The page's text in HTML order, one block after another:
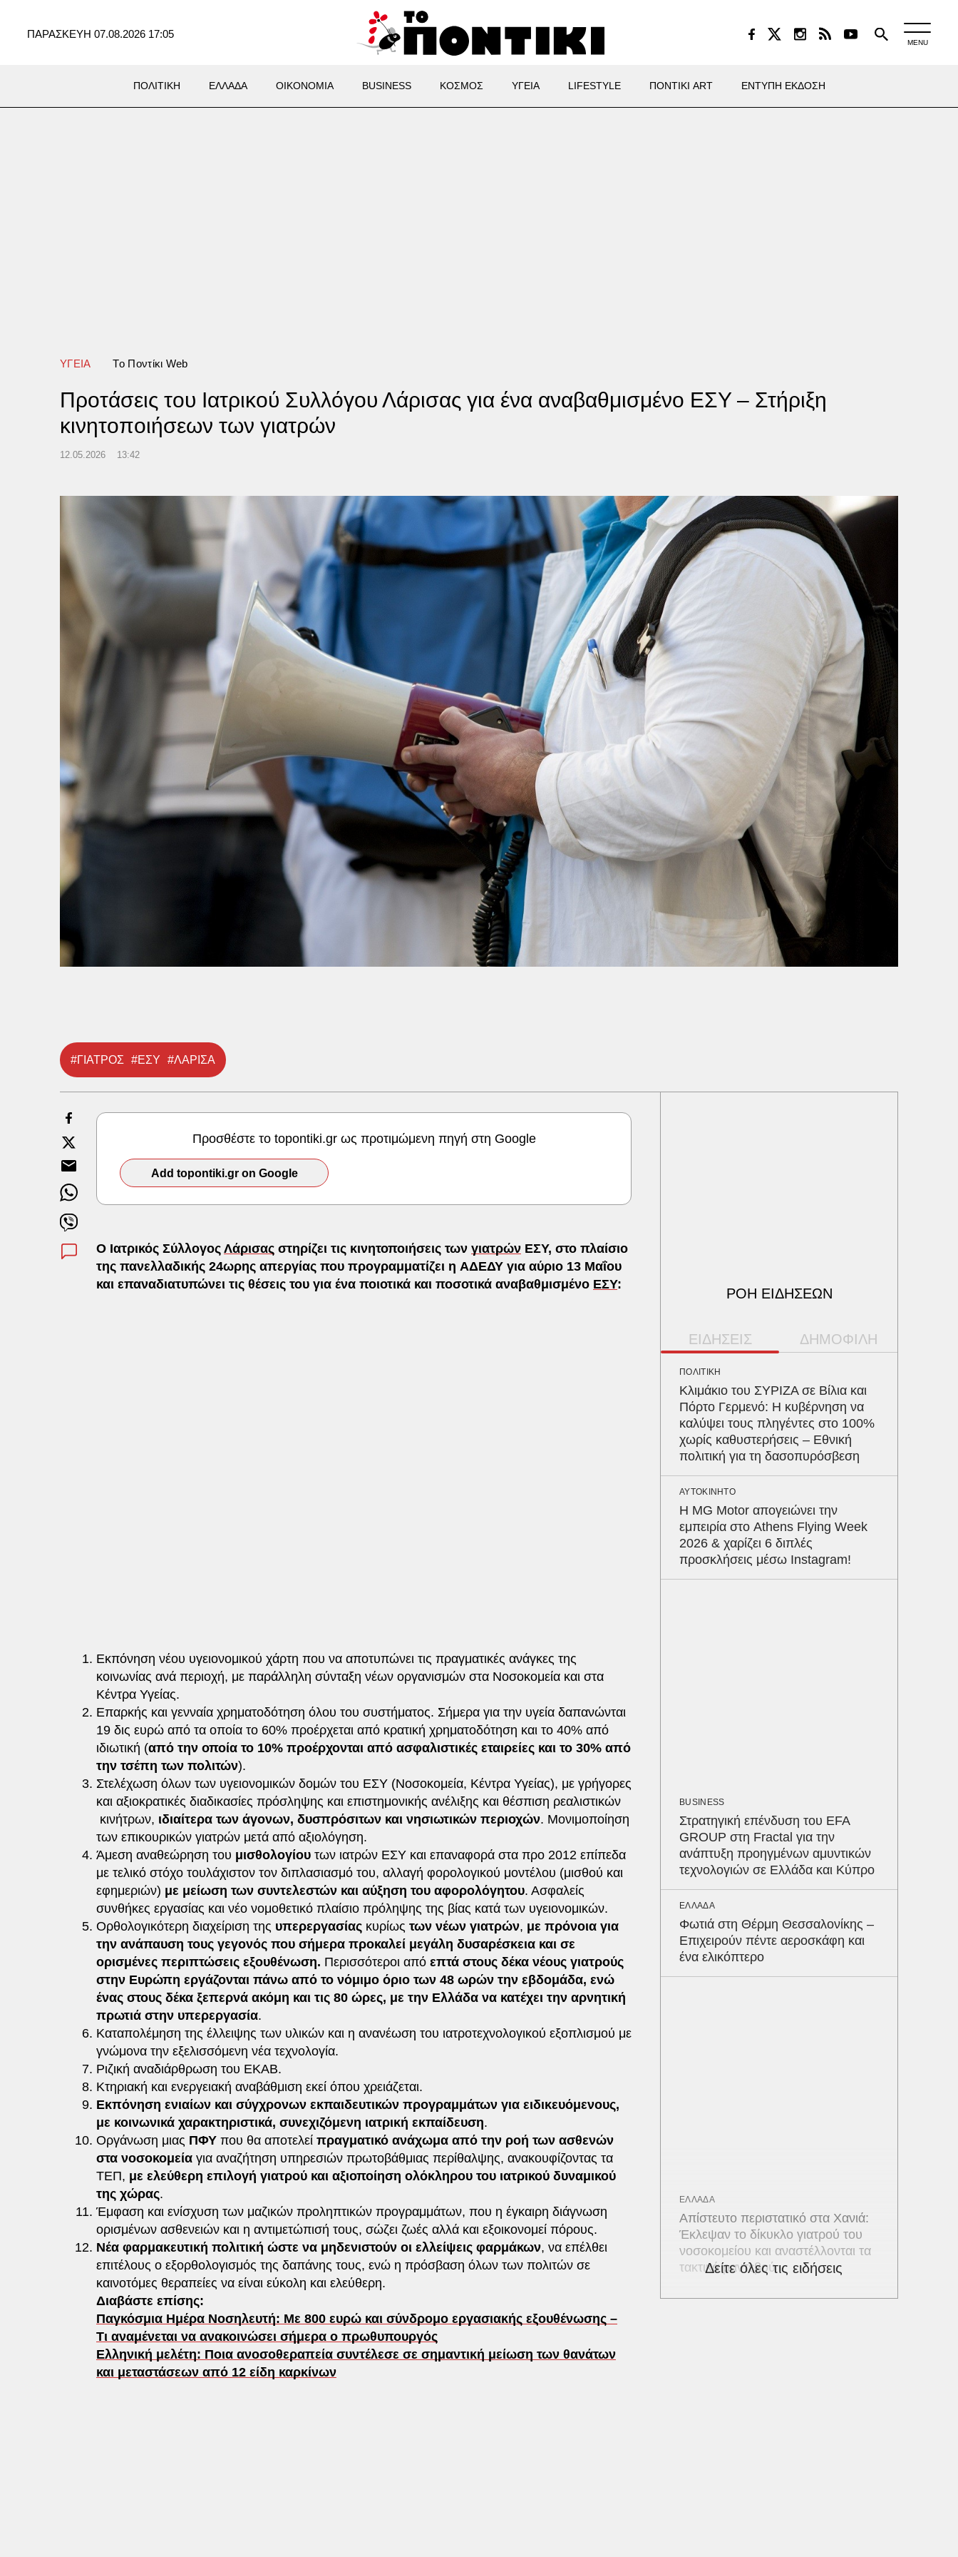
ΠΑΡΑΣΚΕΥΗ 07.08.2026 17:05
MENU
ΠΟΛΙΤΙΚΗ ΕΛΛΑΔΑ ΟΙΚΟΝΟΜΙΑ BUSINESS ΚΟΣΜΟΣ ΥΓΕΙΑ LIFESTYLE ΠΟΝΤΙΚΙ ART ΕΝΤΥΠΗ ΕΚΔΟΣΗ
ΥΓΕΙΑ Tο Ποντίκι Web
Προτάσεις του Ιατρικού Συλλόγου Λάρισας για ένα αναβαθμισμένο ΕΣΥ – Στήριξη
κινητοποιήσεων των γιατρών
12.05.2026 13:42
#ΓΙΑΤΡΟΣ #ΕΣΥ #ΛΑΡΙΣΑ
Προσθέστε το topontiki.gr ως προτιμώμενη πηγή στη Google
Add topontiki.gr on Google
Ο Ιατρικός Σύλλογος Λάρισας στηρίζει τις κινητοποιήσεις των γιατρών ΕΣΥ, στο πλαίσιο
της πανελλαδικής 24ωρης απεργίας που προγραμματίζει η ΑΔΕΔΥ για αύριο 13 Μαΐου
και επαναδιατυπώνει τις θέσεις του για ένα ποιοτικά και ποσοτικά αναβαθμισμένο ΕΣΥ:
Εκπόνηση νέου υγειονομικού χάρτη που να αποτυπώνει τις πραγματικές ανάγκες της
κοινωνίας ανά περιοχή, με παράλληλη σύνταξη νέων οργανισμών στα Νοσοκομεία και στα
Κέντρα Υγείας.
Επαρκής και γενναία χρηματοδότηση όλου του συστήματος. Σήμερα για την υγεία δαπανώνται
19 δις ευρώ από τα οποία το 60% προέρχεται από κρατική χρηματοδότηση και το 40% από
ιδιωτική (από την οποία το 10% προέρχονται από ασφαλιστικές εταιρείες και το 30% από
την τσέπη των πολιτών).
Στελέχωση όλων των υγειονομικών δομών του ΕΣΥ (Νοσοκομεία, Κέντρα Υγείας), με γρήγορες
και αξιοκρατικές διαδικασίες πρόσληψης και επιστημονικής ανέλιξης και θέσπιση ρεαλιστικών
κινήτρων, ιδιαίτερα των άγονων, δυσπρόσιτων και νησιωτικών περιοχών. Μονιμοποίηση
των επικουρικών γιατρών μετά από αξιολόγηση.
Άμεση αναθεώρηση του μισθολογίου των ιατρών ΕΣΥ και επαναφορά στα προ 2012 επίπεδα
με τελικό στόχο τουλάχιστον τον διπλασιασμό του, αλλαγή φορολογικού μοντέλου (μισθού και
εφημεριών) με μείωση των συντελεστών και αύξηση του αφορολόγητου. Ασφαλείς
συνθήκες εργασίας και νέο νομοθετικό πλαίσιο πρόληψης της βίας κατά των υγειονομικών.
Ορθολογικότερη διαχείριση της υπερεργασίας κυρίως των νέων γιατρών, με πρόνοια για
την ανάπαυση τους γεγονός που σήμερα προκαλεί μεγάλη δυσαρέσκεια και σε
ορισμένες περιπτώσεις εξουθένωση. Περισσότεροι από επτά στους δέκα νέους γιατρούς
στην Ευρώπη εργάζονται πάνω από το νόμιμο όριο των 48 ωρών την εβδομάδα, ενώ
ένας στους δέκα ξεπερνά ακόμη και τις 80 ώρες, με την Ελλάδα να κατέχει την αρνητική
πρωτιά στην υπερεργασία.
Καταπολέμηση της έλλειψης των υλικών και η ανανέωση του ιατροτεχνολογικού εξοπλισμού με
γνώμονα την εξελισσόμενη νέα τεχνολογία.
Ριζική αναδιάρθρωση του ΕΚΑΒ.
Κτηριακή και ενεργειακή αναβάθμιση εκεί όπου χρειάζεται.
Εκπόνηση ενιαίων και σύγχρονων εκπαιδευτικών προγραμμάτων για ειδικευόμενους,
με κοινωνικά χαρακτηριστικά, συνεχιζόμενη ιατρική εκπαίδευση.
Οργάνωση μιας ΠΦΥ που θα αποτελεί πραγματικό ανάχωμα από την ροή των ασθενών
στα νοσοκομεία για αναζήτηση υπηρεσιών πρωτοβάθμιας περίθαλψης, ανακουφίζοντας τα
ΤΕΠ, με ελεύθερη επιλογή γιατρού και αξιοποίηση ολόκληρου του ιατρικού δυναμικού
της χώρας.
Έμφαση και ενίσχυση των μαζικών προληπτικών προγραμμάτων, που η έγκαιρη διάγνωση
ορισμένων ασθενειών και η αντιμετώπισή τους, σώζει ζωές αλλά και εξοικονομεί πόρους.
Νέα φαρμακευτική πολιτική ώστε να μηδενιστούν οι ελλείψεις φαρμάκων, να επέλθει
επιτέλους ο εξορθολογισμός της δαπάνης τους, ενώ η πρόσβαση όλων των πολιτών σε
καινοτόμες θεραπείες να είναι εύκολη και ελεύθερη.
Διαβάστε επίσης:
Παγκόσμια Ημέρα Νοσηλευτή: Με 800 ευρώ και σύνδρομο εργασιακής εξουθένωσης –
Τι αναμένεται να ανακοινώσει σήμερα ο πρωθυπουργός
Ελληνική μελέτη: Ποια ανοσοθεραπεία συντέλεσε σε σημαντική μείωση των θανάτων
και μεταστάσεων από 12 είδη καρκίνων
ΡΟΗ ΕΙΔΗΣΕΩΝ
ΕΙΔΗΣΕΙΣ ΔΗΜΟΦΙΛΗ
ΠΟΛΙΤΙΚΗ
Κλιμάκιο του ΣΥΡΙΖΑ σε Βίλια και
Πόρτο Γερμενό: Η κυβέρνηση να
καλύψει τους πληγέντες στο 100%
χωρίς καθυστερήσεις – Εθνική
πολιτική για τη δασοπυρόσβεση
ΑΥΤΟΚΙΝΗΤΟ
Η MG Motor απογειώνει την
εμπειρία στο Athens Flying Week
2026 & χαρίζει 6 διπλές
προσκλήσεις μέσω Instagram!
BUSINESS
Στρατηγική επένδυση του EFA
GROUP στη Fractal για την
ανάπτυξη προηγμένων αμυντικών
τεχνολογιών σε Ελλάδα και Κύπρο
ΕΛΛΑΔΑ
Φωτιά στη Θέρμη Θεσσαλονίκης –
Επιχειρούν πέντε αεροσκάφη και
ένα ελικόπτερο
ΕΛΛΑΔΑ
Απίστευτο περιστατικό στα Χανιά:
Έκλεψαν το δίκυκλο γιατρού του
νοσοκομείου και αναστέλλονται τα
τακτικά ραντεβού
Δείτε όλες τις ειδήσεις